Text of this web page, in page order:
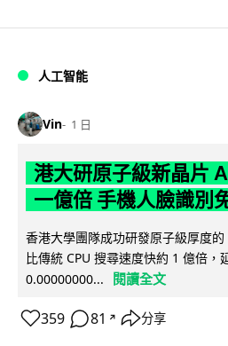
人工智能
Vin 1 日
港大研原子級新晶片
一億倍 手機人臉識別
香港大學團隊成功研發原子級厚度的
比傳統 CPU 搜尋速度快約 1 億倍，
0.00000000...
閱讀全文
359 81 ↗ 分享